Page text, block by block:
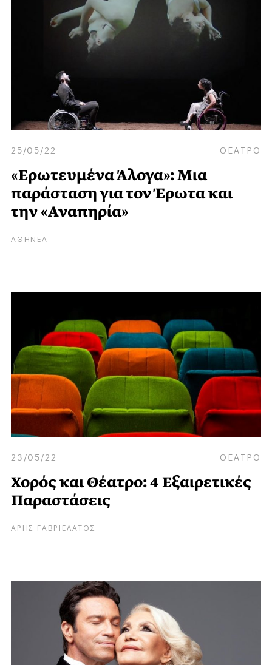
25/05/22 ΘΕΑΤΡΟ
«Ερωτευμένα Άλογα»: Μια
παράσταση για τον Έρωτα και
την «Αναπηρία»
ΑΘΗΝΕΑ
23/05/22 ΘΕΑΤΡΟ
Χορός και Θέατρο: 4 Εξαιρετικές
Παραστάσεις
ΑΡΗΣ ΓΑΒΡΙΕΛΑΤΟΣ